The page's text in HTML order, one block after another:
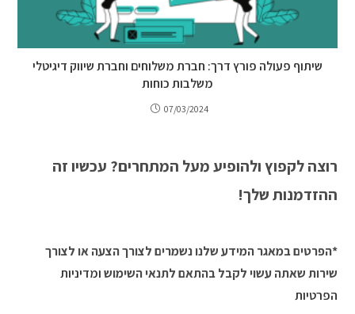
שיתוף פעולה פורץ דרך: חברת משלוחים וחברת שיווק דיגיטלי
משלבות כוחות
07/03/2024
רוצה לקפוץ ולהופיע מעל המתחרים? עכשיו זה
ההזדמנות שלך!
*הפרטים במאגר המידע שלנו נשמרים לצורך הצעה או לצורך
שירות שאתה עשוי לקבל בהתאם לתנאי השימושומדיניות
הפרטיות